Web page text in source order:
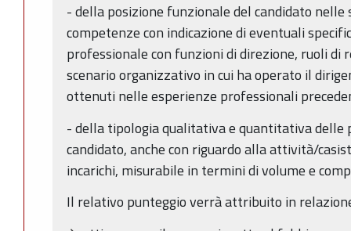
- della posizione funzionale del candidato
competenze con indicazione di eventuali
professionale con funzioni di direzione, ruoli
scenario organizzativo in cui ha operato il
ottenuti nelle esperienze professionali
- della tipologia qualitativa e quantitativa
candidato, anche con riguardo alla attività/
incarichi, misurabile in termini di volume e
Il relativo punteggio verrà attribuito in